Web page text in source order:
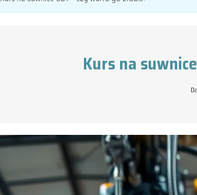
Kurs na